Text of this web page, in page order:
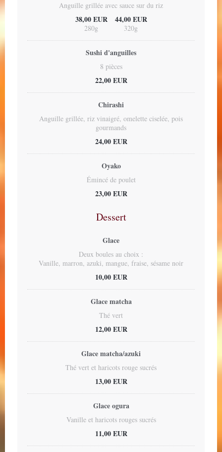
Anguille grillée avec sauce sur du riz
38,00 EUR
280g
44,00 EUR
320g
Sushi d'anguilles
8 pièces
22,00 EUR
Chirashi
Anguille grillée, riz vinaigré, omelette ciselée, pois
gourmands
24,00 EUR
Oyako
Émincé de poulet
23,00 EUR
Dessert
Glace
Deux boules au choix :
Vanille, marron, azuki, mangue, fraise, sésame noir
10,00 EUR
Glace matcha
Thé vert
12,00 EUR
Glace matcha/azuki
Thé vert et haricots rouge sucrés
13,00 EUR
Glace ogura
Vanille et haricots rouges sucrés
11,00 EUR